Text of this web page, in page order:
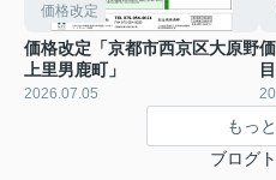
価格改定
価格改定「京都市西京区大原野
上里男鹿町」
2026.07.05
もっ
ブログ